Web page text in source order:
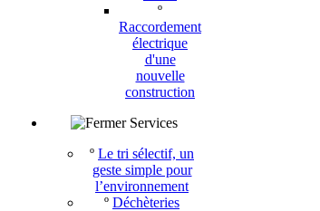
º
Raccordement
électrique
d'une
nouvelle
construction
Services
º Le tri sélectif, un
geste simple pour
l’environnement
º Déchèteries